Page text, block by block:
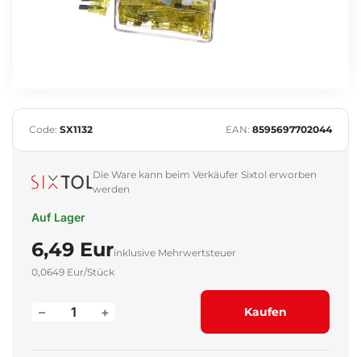
Code: SX1132 EAN: 8595697702044
Die Ware kann beim Verkäufer Sixtol erworben
werden
Auf Lager
6,49 Eurinklusive Mehrwertsteuer
0,0649 Eur/Stück
+
– Kaufen